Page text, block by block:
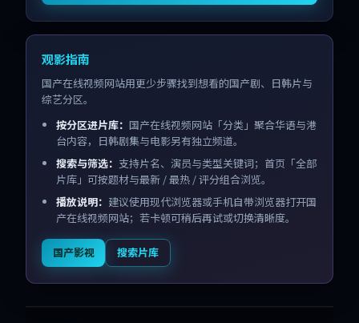
观影指南
国产在线视频网站用更少步骤找到想看的国产剧、日韩片与
综艺分区。
按分区进片库： 国产在线视频网站「分类」聚合华语与港
台内容，日韩剧集与电影另有独立频道。
搜索与筛选： 支持片名、演员与类型关键词；首页「全部
片库」可按题材与最新 / 最热 / 评分组合浏览。
播放说明： 建议使用现代浏览器或手机自带浏览器打开国
产在线视频网站；若卡顿可稍后再试或切换清晰度。
国产影视 搜索片库